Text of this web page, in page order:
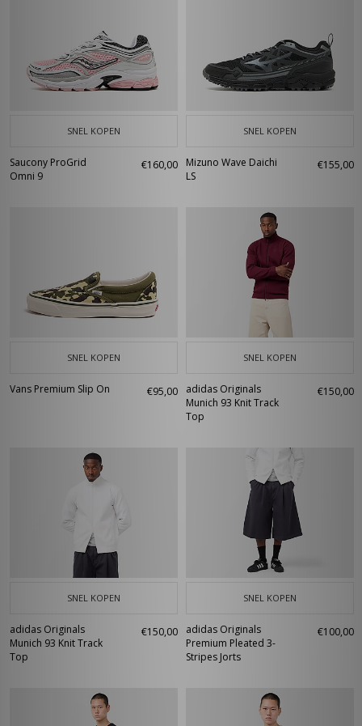
SNEL KOPEN
Saucony ProGrid
Omni 9
€160,00
SNEL KOPEN
Mizuno Wave Daichi
LS
€155,00
SNEL KOPEN
Vans Premium Slip On €95,00
SNEL KOPEN
adidas Originals
Munich 93 Knit Track
Top
€150,00
SNEL KOPEN
adidas Originals
Munich 93 Knit Track
Top
€150,00
SNEL KOPEN
adidas Originals
Premium Pleated 3-
Stripes Jorts
€100,00